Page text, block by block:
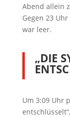
Abend allein
Gegen 23
war leer.
„DIE
Um 3:09 Uhr